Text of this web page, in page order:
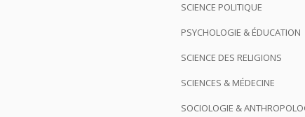
SCIENCE POLITIQUE
PSYCHOLOGIE & ÉDUCATION
SCIENCE DES RELIGIONS
SCIENCES & MÉDECINE
SOCIOLOGIE &